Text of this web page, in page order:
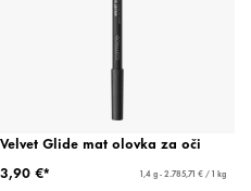
Velvet Glide mat olovka za oči
3,90 €*
1,4 g - 2.785,71 € / 1 kg